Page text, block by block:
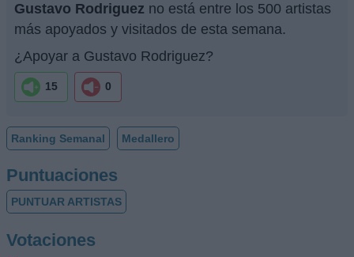
Gustavo Rodriguez no está entre los 500 artistas
más apoyados y visitados de esta semana.
¿Apoyar a Gustavo Rodriguez?
15 0
Ranking Semanal Medallero
Puntuaciones
PUNTUAR ARTISTAS
Votaciones